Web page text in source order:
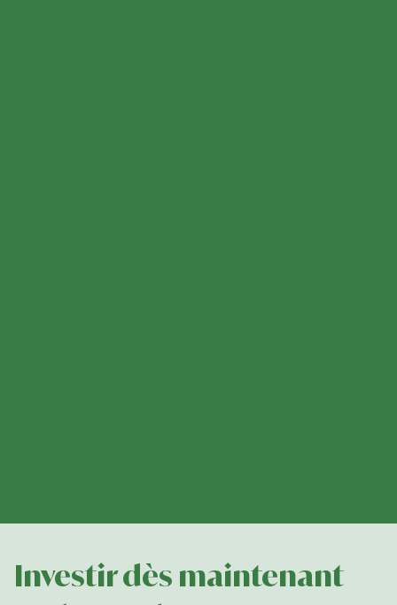
Investir dès maintenant